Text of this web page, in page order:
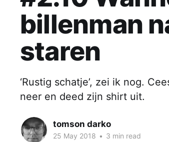
billenman
staren
‘Rustig schatje’, zei ik nog.
neer en deed zijn shirt uit.
tomson darko
25 May 2018 • 3 min read